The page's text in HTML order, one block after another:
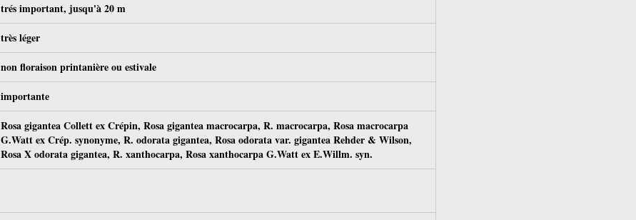
trés important, jusqu'à 20 m
très léger
non floraison printanière ou estivale
importante
Rosa gigantea Collett ex Crépin, Rosa gigantea macrocarpa, R. macrocarpa, Rosa macrocarpa
G.Watt ex Crép. synonyme, R. odorata gigantea, Rosa odorata var. gigantea Rehder & Wilson,
Rosa X odorata gigantea, R. xanthocarpa, Rosa xanthocarpa G.Watt ex E.Willm. syn.